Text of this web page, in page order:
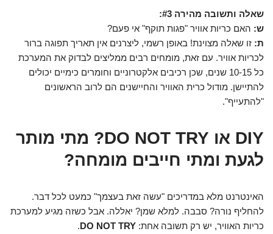
שאלה ותשובה מהירה #3:
ש: האם כריות אוויר "פגות תוקף" אי פעם?
ת: זו שאלה מצוינת! באופן רשמי, ליצרנים אין תאריך תפוגה ברור
לכריות אוויר. עם זאת, מומחים רבים ממליצים לבדוק את המערכת
כל 10-15 שנים, שכן רכיבים אלקטרוניים וחומרים כימיים יכולים
להתיישן. מודול כרית האוויר והחיישנים הם לרוב הראשונים
"להתעייף".
DIY או DO NOT TRY? מתי מותר
לגעת ומתי חייבים מומחה?
האינטרנט מלא במדריכים "עשה זאת בעצמך" כמעט לכל דבר.
להחליף נורה? סבבה. למלא שמן? יאללה. אבל כשזה מגיע למערכת
כריות האוויר, יש רק תשובה אחת: DO NOT TRY
.